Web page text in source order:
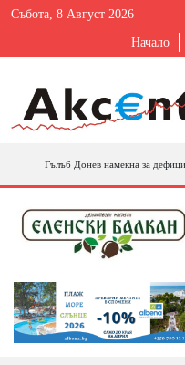
Събота, 8 Август 2026
Начало
Гълъб Донев намекна за